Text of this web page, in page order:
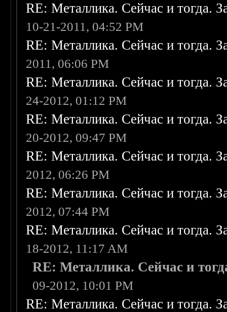
RE: Металлика. Сейчас и тогда.
10-21-2011, 04:52 PM
RE: Металлика. Сейчас и тогда.
2011, 06:06 PM
RE: Металлика. Сейчас и тогда.
24-2012, 01:12 PM
RE: Металлика. Сейчас и тогда.
20-2012, 09:47 PM
RE: Металлика. Сейчас и тогда.
2012, 06:26 PM
RE: Металлика. Сейчас и тогда.
2012, 07:44 PM
RE: Металлика. Сейчас и тогда.
18-2012, 11:17 AM
RE: Металлика. Сейчас и
09-2012, 10:01 PM
RE: Металлика. Сейчас и тогда.